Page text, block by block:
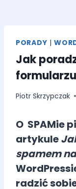
PORADY |
Jak
Piotr Skrzypczak
O SPAMie
artykule
spamem
radzić